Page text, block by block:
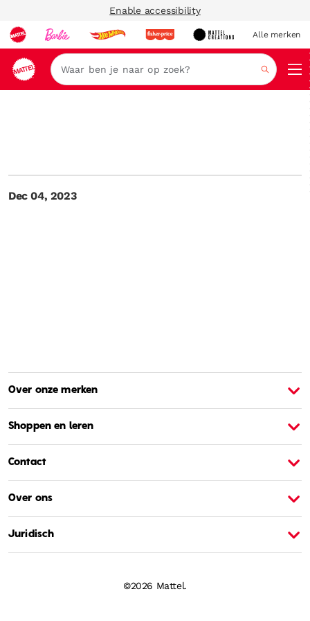
Enable accessibility
Alle merken
Zoeken
Dec 04, 2023
Over onze merken
Shoppen en leren
Contact
Over ons
Juridisch
©2026 Mattel.